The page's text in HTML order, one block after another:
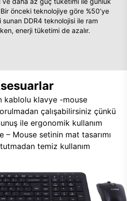
Bir önceki teknolojiye göre %50’ye
DDR4 teknolojisi ile ram
enerji tüketimi de azalır.
kablolu klavye -mouse
çalışabilirsiniz çünkü
ile ergonomik kullanım
– Mouse setinin mat tasarımı
temiz kullanım